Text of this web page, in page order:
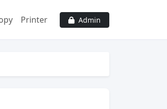
Printer Admin